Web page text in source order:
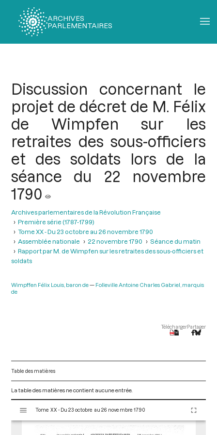
ARCHIVES
PARLEMENTAIRES
Discussion concernant le
projet de décret de M. Félix
de Wimpfen sur les
retraites des sous-officiers
et des soldats lors de la
séance du 22 novembre
1790
Archives parlementaires de la Révolution Française
Première série (1787-1799)
Tome XX - Du 23 octobre au 26 novembre 1790
Assemblée nationale
22 novembre 1790
Séance du matin
Rapport par M. de Wimpfen sur les retraites des sous-officiers et
soldats
Wimpffen Félix Louis, baron de
Folleville Antoine Charles Gabriel, marquis
de
TéléchargerPartager
Table des matières
La table des matières ne contient aucune entrée.
s
Tome XX - Du 23 octobre au 26 novembre 1790